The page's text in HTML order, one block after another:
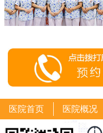
医院首页 医院概况